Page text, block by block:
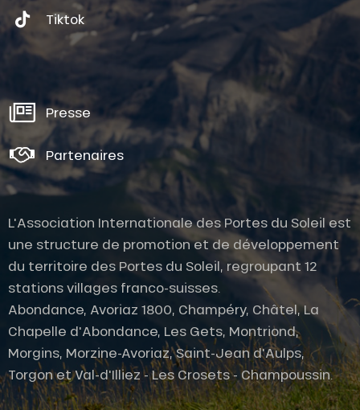
Description
Prestations
Ouvertures
Tiktok
Presse
Partenaires
L'Association Internationale des Portes du Soleil est
une structure de promotion et de développement
du territoire des Portes du Soleil, regroupant 12
stations villages franco-suisses.
Abondance, Avoriaz 1800, Champéry, Châtel, La
Chapelle d'Abondance, Les Gets, Montriond,
Morgins, Morzine-Avoriaz, Saint-Jean d'Aulps,
Torgon et Val-d'Illiez - Les Crosets - Champoussin.